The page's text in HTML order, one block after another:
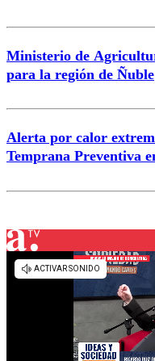
Ministerio de
para la región de Ñuble
Alerta por calor
Temprana Preventiva